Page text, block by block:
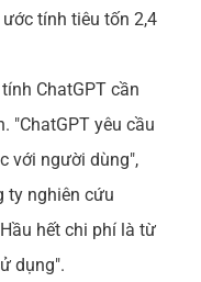
tính tiêu tốn 2,4
ChatGPT cần
"ChatGPT yêu cầu
với người dùng",
ty nghiên cứu
hết chi phí là từ
dụng".